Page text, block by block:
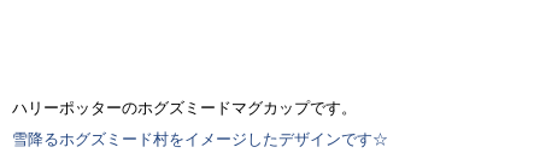
ハリーポッターのホグズミードマグカップです。
雪降るホグズミード村をイメージしたデザインです☆